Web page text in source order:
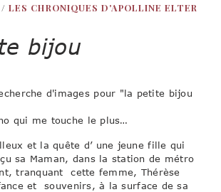
/LES CHRONIQUES D'APOLLINE ELTER
bijou
qui me touche le plus…
et la quête d’ une jeune fille qui
sa Maman, dans la station de métro
tranquant cette femme, Thérèse
et souvenirs, à la surface de sa